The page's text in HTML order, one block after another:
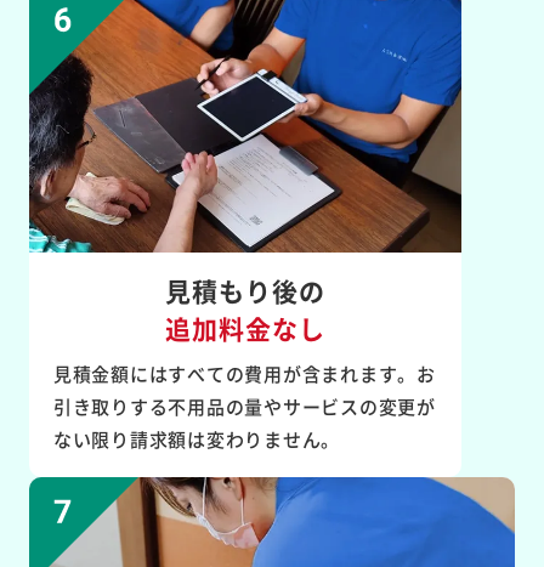
見積もり後の
追加料金なし
見積金額にはすべての費用が含まれます。お
引き取りする不用品の量やサービスの変更が
ない限り請求額は変わりません。